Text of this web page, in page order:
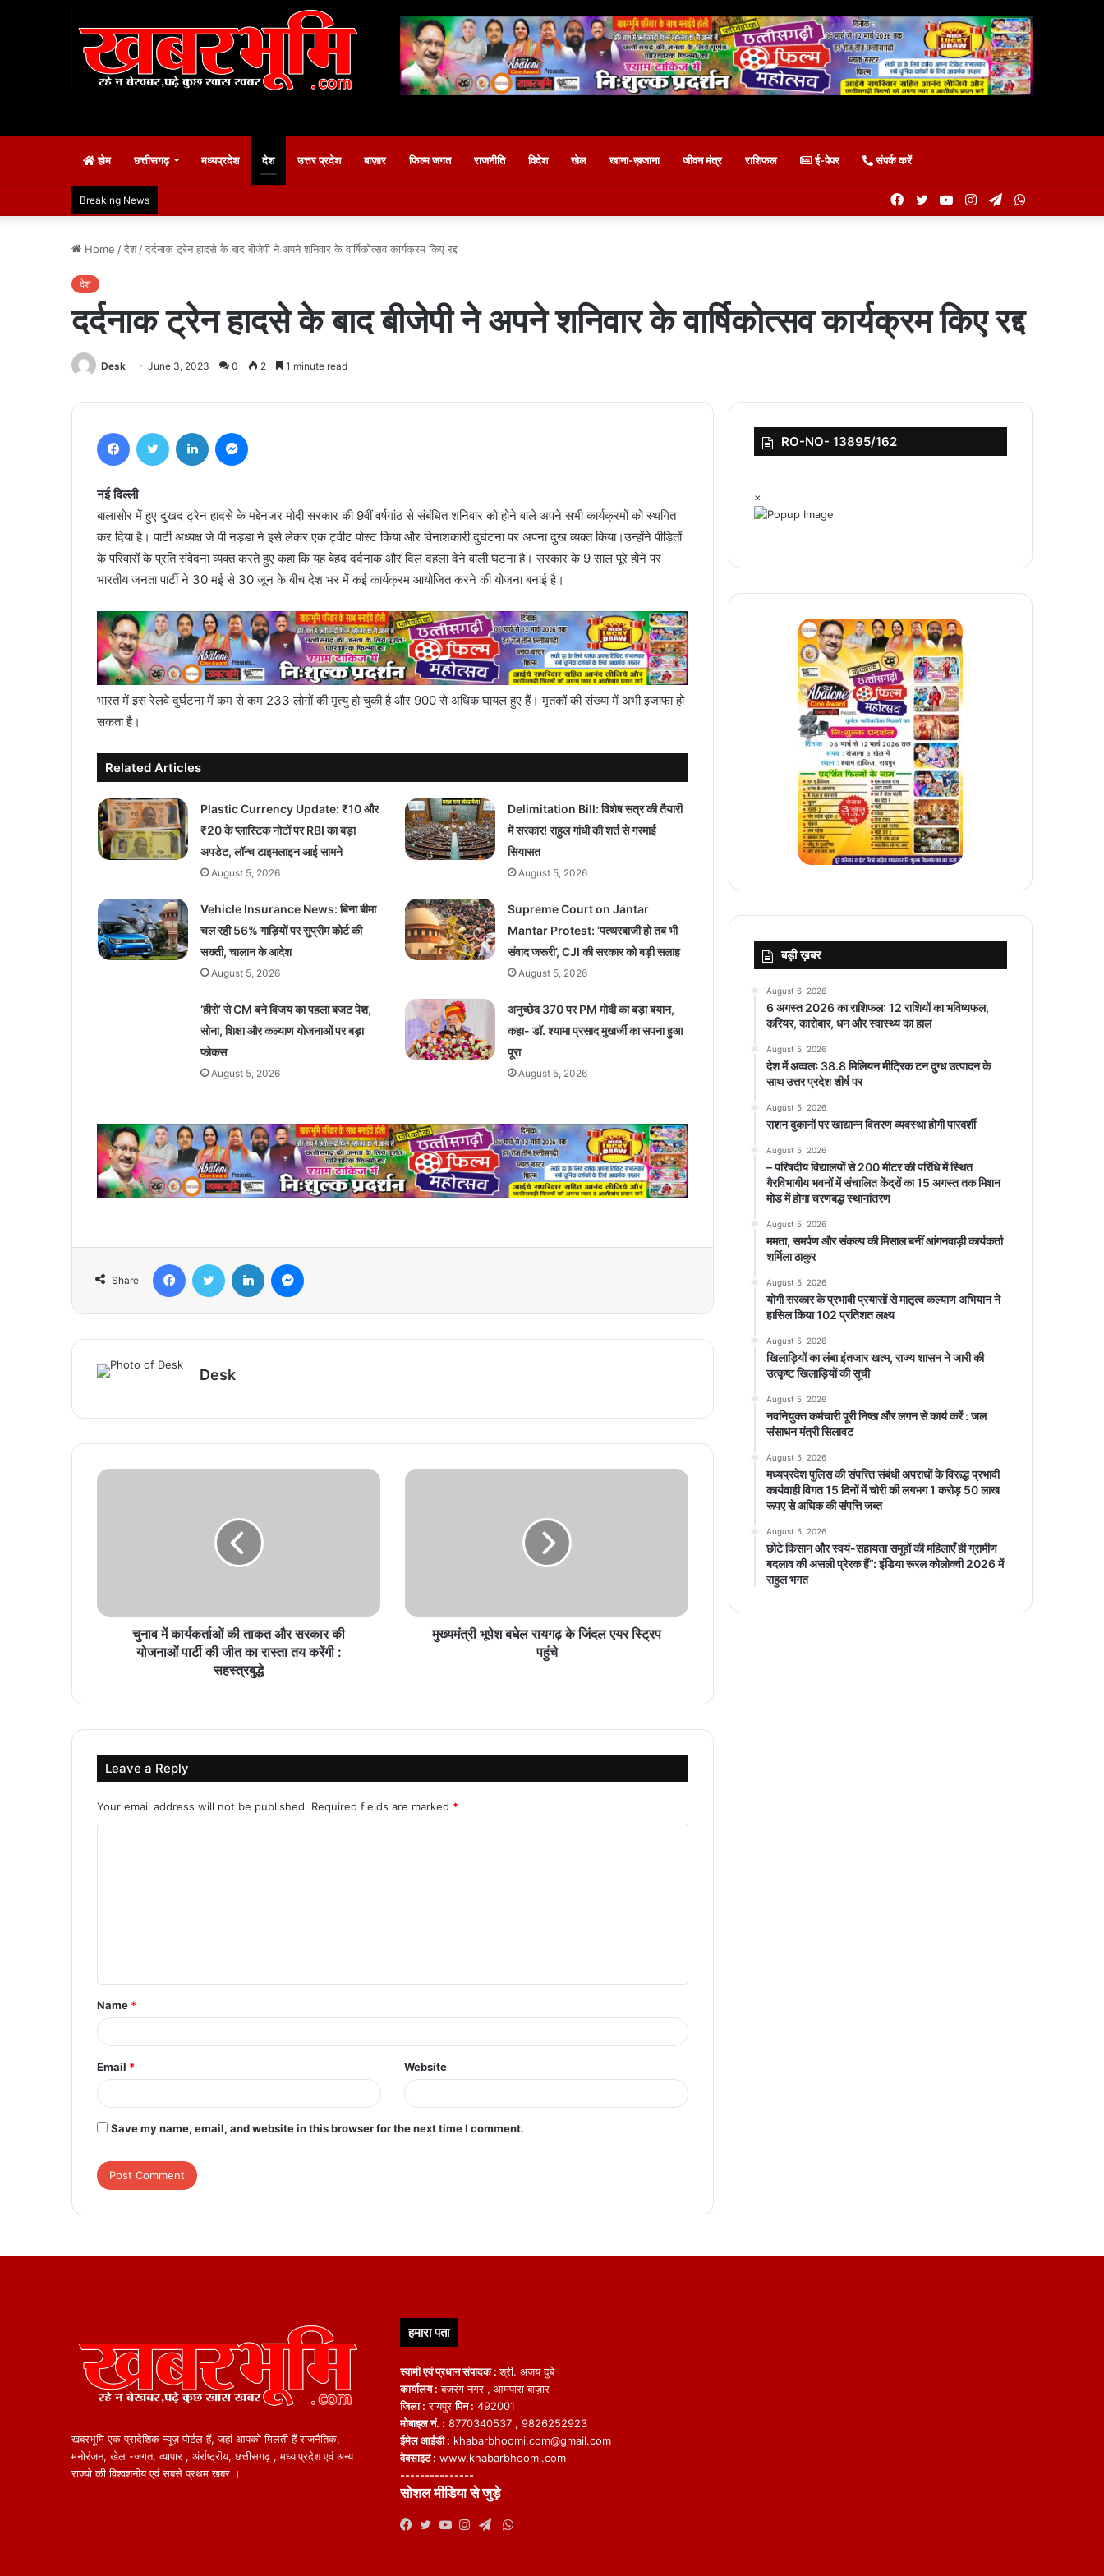
होम छत्तीसगढ़ मध्यप्रदेश देश उत्तर प्रदेश बाज़ार फिल्म जगत राजनीति विदेश खेल खाना-ख़जाना जीवन मंत्र राशिफल ई-पेपर संपर्क करें
Breaking News Telegram
Instagram
YouTube
Twitter
Facebook
Home /देश /दर्दनाक ट्रेन हादसे के बाद बीजेपी ने अपने शनिवार के वार्षिकोत्सव कार्यक्रम किए रद्द
देश
दर्दनाक ट्रेन हादसे के बाद बीजेपी ने अपने शनिवार के वार्षिकोत्सव कार्यक्रम किए रद्द
Desk June 3, 2023 0 2 1 minute read
नई दिल्ली
बालासोर में हुए दुखद ट्रेन हादसे के मद्देनजर मोदी सरकार की 9वीं वर्षगांठ से संबंधित शनिवार को होने वाले अपने सभी कार्यक्रमों को स्थगित
कर दिया है। पार्टी अध्यक्ष जे पी नड्डा ने इसे लेकर एक ट्वीट पोस्ट किया और विनाशकारी दुर्घटना पर अपना दुख व्यक्त किया।उन्होंने पीड़ितों
के परिवारों के प्रति संवेदना व्यक्त करते हुए कहा कि यह बेहद दर्दनाक और दिल दहला देने वाली घटना है। सरकार के 9 साल पूरे होने पर
भारतीय जनता पार्टी ने 30 मई से 30 जून के बीच देश भर में कई कार्यक्रम आयोजित करने की योजना बनाई है।
भारत में इस रेलवे दुर्घटना में कम से कम 233 लोगों की मृत्यु हो चुकी है और 900 से अधिक घायल हुए हैं। मृतकों की संख्या में अभी इजाफा हो
सकता है।
Related Articles
Plastic Currency Update: ₹10 और
₹20 के प्लास्टिक नोटों पर RBI का बड़ा
अपडेट, लॉन्च टाइमलाइन आई सामने
August 5, 2026
Delimitation Bill: विशेष सत्र की तैयारी
में सरकार! राहुल गांधी की शर्त से गरमाई
सियासत
August 5, 2026
Vehicle Insurance News: बिना बीमा
चल रही 56% गाड़ियों पर सुप्रीम कोर्ट की
सख्ती, चालान के आदेश
August 5, 2026
Supreme Court on Jantar
Mantar Protest: ‘पत्थरबाजी हो तब भी
संवाद जरूरी’, CJI की सरकार को बड़ी सलाह
August 5, 2026
‘हीरो’ से CM बने विजय का पहला बजट पेश,
सोना, शिक्षा और कल्याण योजनाओं पर बड़ा
फोकस
August 5, 2026
अनुच्छेद 370 पर PM मोदी का बड़ा बयान,
कहा- डॉ. श्यामा प्रसाद मुखर्जी का सपना हुआ
पूरा
August 5, 2026
Share
Desk
चुनाव में कार्यकर्ताओं की ताकत और सरकार की
योजनाओं पार्टी की जीत का रास्ता तय करेंगी :
सहस्त्रबुद्धे
मुख्यमंत्री भूपेश बघेल रायगढ़ के जिंदल एयर स्ट्रिप
पहुंचे
Leave a Reply
Your email address will not be published. Required fields are marked *
t
*
Name *
Email * Website
Save my name, email, and website in this browser for the next time I comment.
RO-NO- 13895/162
×
बड़ी ख़बर
August 6, 2026
6 अगस्त 2026 का राशिफल: 12 राशियों का भविष्यफल,
करियर, कारोबार, धन और स्वास्थ्य का हाल
August 5, 2026
देश में अव्वलः 38.8 मिलियन मीट्रिक टन दुग्ध उत्पादन के
साथ उत्तर प्रदेश शीर्ष पर
August 5, 2026
राशन दुकानों पर खाद्यान्न वितरण व्यवस्था होगी पारदर्शी
August 5, 2026
– परिषदीय विद्यालयों से 200 मीटर की परिधि में स्थित
गैरविभागीय भवनों में संचालित केंद्रों का 15 अगस्त तक मिशन
मोड में होगा चरणबद्ध स्थानांतरण
August 5, 2026
ममता, समर्पण और संकल्प की मिसाल बनीं आंगनवाड़ी कार्यकर्ता
शर्मिला ठाकुर
August 5, 2026
योगी सरकार के प्रभावी प्रयासों से मातृत्व कल्याण अभियान ने
हासिल किया 102 प्रतिशत लक्ष्य
August 5, 2026
खिलाड़ियों का लंबा इंतजार खत्म, राज्य शासन ने जारी की
उत्कृष्ट खिलाड़ियों की सूची
August 5, 2026
नवनियुक्त कर्मचारी पूरी निष्ठा और लगन से कार्य करें : जल
संसाधन मंत्री सिलावट
August 5, 2026
मध्यप्रदेश पुलिस की संपत्त्ति संबंधी अपराधों के विरूद्ध प्रभावी
कार्यवाही विगत 15 दिनों में चोरी की लगभग 1 करोड़ 50 लाख
रूपए से अधिक की संपत्ति जब्‍त
August 5, 2026
छोटे किसान और स्वयं-सहायता समूहों की महिलाएँ ही ग्रामीण
बदलाव की असली प्रेरक हैं”: इंडिया रूरल कोलोक्वी 2026 में
राहुल भगत
खबरभूमि एक प्रादेशिक न्यूज़ पोर्टल हैं, जहां आपको मिलती हैं राजनैतिक,
मनोरंजन, खेल -जगत, व्यापार , अंर्राष्ट्रीय, छत्तीसगढ़ , मध्याप्रदेश एवं अन्य
राज्यो की विश्वशनीय एवं सबसे प्रथम खबर ।
हमारा पता
स्वामी एवं प्रधान संपादक :श्री. अजय दुबे
कार्यालय : बजरंग नगर , आमपारा बाज़ार
जिला : रायपुरपिन : 492001
मोबाइल नं. : 8770340537 , 9826252923
ईमेल आईडी : khabarbhoomi.com@gmail.com
वेबसाइट : www.khabarbhoomi.com
---------------
सोशल मीडिया से जुड़े